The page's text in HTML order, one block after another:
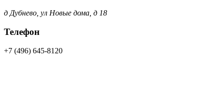
д Дубнево, ул Новые дома, д 18
Телефон
+7 (496) 645-8120